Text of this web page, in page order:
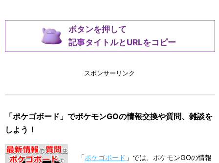
ボタンを押して
記事タイトルとURLをコピー
スポンサーリンク
「ポケゴボード」でポケモンGOの情報交換や質問、雑談を
しよう！
「ポケゴボード 」では、ポケモンGOの情報